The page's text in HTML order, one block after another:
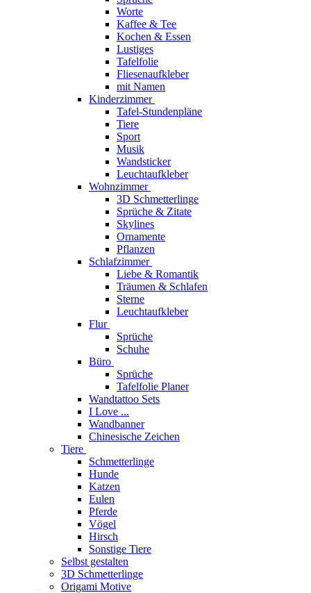
Worte
Kaffee & Tee
Kochen & Essen
Lustiges
Tafelfolie
Fliesenaufkleber
mit Namen
Kinderzimmer
Tafel-Stundenpläne
Tiere
Sport
Musik
Wandsticker
Leuchtaufkleber
Wohnzimmer
3D Schmetterlinge
Sprüche & Zitate
Skylines
Ornamente
Pflanzen
Schlafzimmer
Liebe & Romantik
Träumen & Schlafen
Sterne
Leuchtaufkleber
Flur
Sprüche
Schuhe
Büro
Sprüche
Tafelfolie Planer
Wandtattoo Sets
I Love ...
Wandbanner
Chinesische Zeichen
Tiere
Schmetterlinge
Hunde
Katzen
Eulen
Pferde
Vögel
Hirsch
Sonstige Tiere
Selbst gestalten
3D Schmetterlinge
Origami Motive